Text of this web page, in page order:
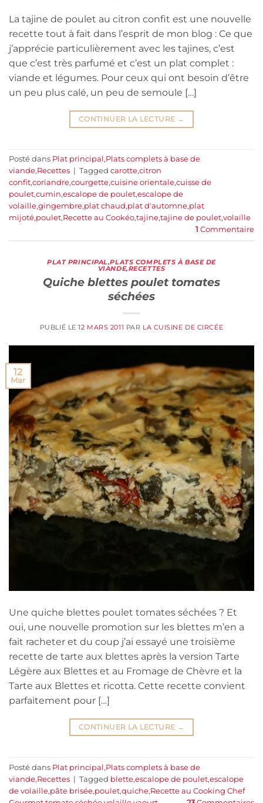
La tajine de poulet au citron confit est une nouvelle
recette tout à fait dans l’esprit de mon blog : Ce que
j’apprécie particulièrement avec les tajines, c’est
que c’est très parfumé et c’est un plat complet :
viande et légumes. Pour ceux qui ont besoin d’être
un peu plus calé, un peu de semoule […]
CONTINUER LA LECTURE →
Posté dans Plat principal,Plats complets à base de
viande,Recettes | Tagged carotte,citron
confit,coriandre,courgette,cuisine orientale,cuisse de
poulet,cumin,escalope de poulet,escalope de
volaille,gingembre,plat chaud,plat d'automne,plat
mijoté,poulet,Recette au Cookéo,tajine,tajine de poulet,volaille
1 Commentaire
PLAT PRINCIPAL,PLATS COMPLETS À BASE DE
VIANDE,RECETTES
Quiche blettes poulet tomates
séchées
PUBLIÉ LE12 MARS 2011 PAR LA CUISINE DE CIRCÉE
12
Mar
Une quiche blettes poulet tomates séchées ? Et
oui, une nouvelle promotion sur les blettes m’en a
fait racheter et du coup j’ai essayé une troisième
recette de tarte aux blettes après la version Tarte
Légère aux Blettes et au Fromage de Chèvre et la
Tarte aux Blettes et ricotta. Cette recette convient
parfaitement pour […]
CONTINUER LA LECTURE →
Posté dans Plat principal,Plats complets à base de
viande,Recettes | Tagged blette,escalope de poulet,escalope
de volaille,pâte brisée,poulet,quiche,Recette au Cooking Chef